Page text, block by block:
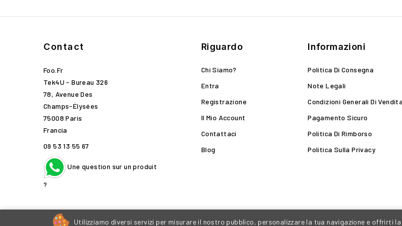
Contact
Foo.fr
Tek4U - Bureau 326
78, Avenue Des
Champs-Élysées
75008 Paris
Francia
09 53 13 55 67
Une question sur un produit
?
Riguardo
Chi Siamo?
Entra
Registrazione
Il Mio Account
Contattaci
Blog
Informazioni
Politica Di Consegna
Note Legali
Condizioni Generali Di Vendita
Pagamento Sicuro
Politica Di Rimborso
Politica Sulla Privacy
Utilizziamo diversi servizi per misurare il nostro pubblico, personalizzare la tua navigazione e offrirti